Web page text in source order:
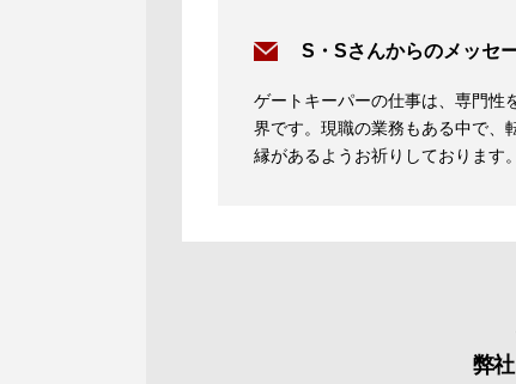
S・Sさんからのメッセ
ゲートキーパーの仕事は、専門性
界です。現職の業務もある中で、
縁があるようお祈りしております。
弊